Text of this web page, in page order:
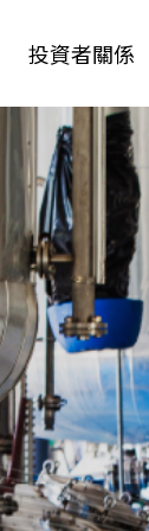
投資者關係